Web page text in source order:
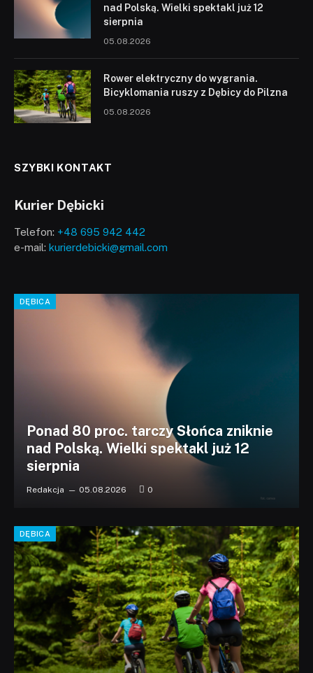
nad Polską. Wielki spektakl już 12
sierpnia
05.08.2026
Rower elektryczny do wygrania.
Bicyklomania ruszy z Dębicy do Pilzna
05.08.2026
SZYBKI KONTAKT
Kurier Dębicki
Telefon: +48 695 942 442
e-mail: kurierdebicki@gmail.com
DĘBICA
Ponad 80 proc. tarczy Słońca zniknie
nad Polską. Wielki spektakl już 12
sierpnia
Redakcja 05.08.2026 0
DĘBICA